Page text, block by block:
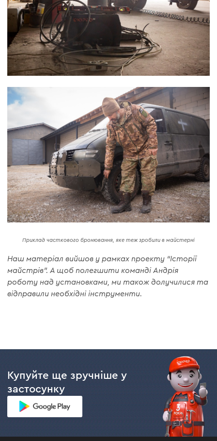
Приклад часткового бронювання, яке теж зробили в майстерні
Наш матеріал вийшов у рамках проекту “Історії
майстрів”. А щоб полегшити команді Андрія
роботу над установками, ми також долучилися та
відправили необхідні інструменти.
Купуйте ще зручніше у
застосунку